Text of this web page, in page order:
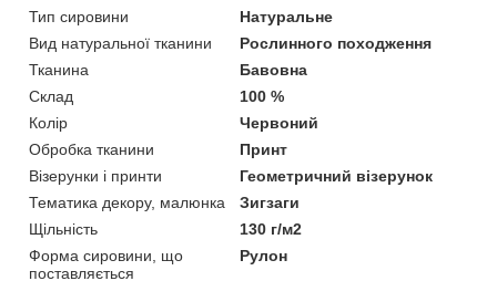
Тип сировини
Натуральне
Вид натуральної тканини
Рослинного походження
Тканина
Бавовна
Склад
100 %
Колір
Червоний
Обробка тканини
Принт
Візерунки і принти
Геометричний візерунок
Тематика декору, малюнка
Зигзаги
Щільність
130 г/м2
Форма сировини, що
поставляється
Рулон